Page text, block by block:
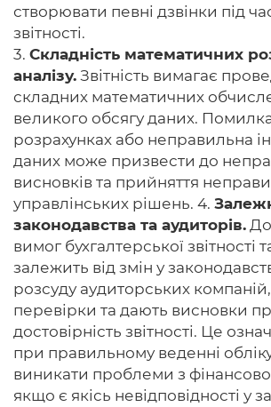
створювати певні дзвінки під
звітності.
3. Складність математичних
аналізу. Звітність вимагає
складних математичних
великого обсягу даних.
розрахунках або неправильна
даних може призвести до
висновків та прийняття
управлінських рішень. 4.
законодавства та аудиторів.
вимог бухгалтерської звітності
залежить від змін у
розсуду аудиторських
перевірки та дають висновки
достовірність звітності. Це
при правильному веденні
виникати проблеми з
якщо є якісь невідповідності у